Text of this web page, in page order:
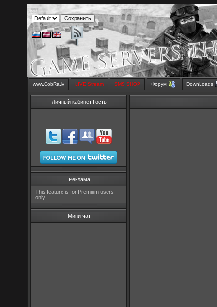
www.CobRa.lv LIVE Stream SMS SHOP Форум DownLoads
Личный кабинет Гость
Реклама
This feature is for Premium users
only!
Мини чат